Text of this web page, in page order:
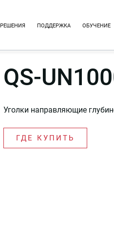
РЕШЕНИЯ ПОДДЕРЖКА ОБУЧЕНИЕ
QS-
Уголки направляющие
ГДЕ КУПИТЬ